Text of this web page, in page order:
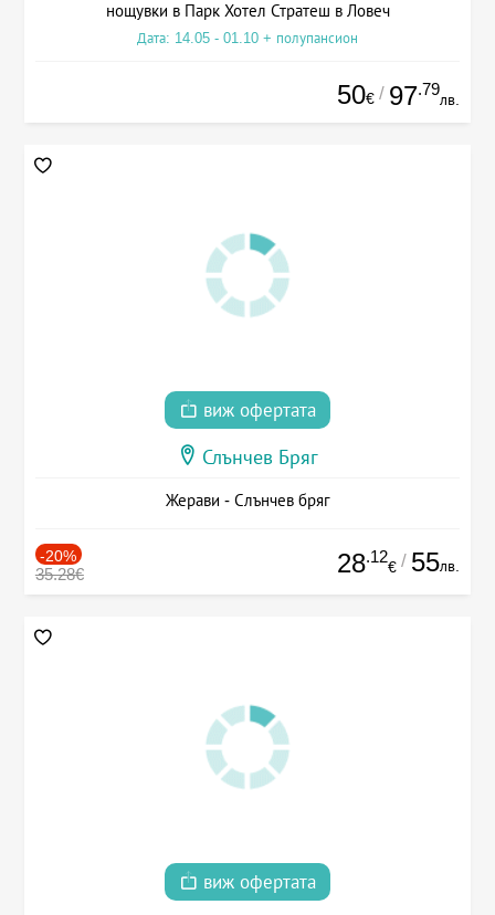
нощувки в Парк Хотел Стратеш в Ловеч
Дата: 14.05 - 01.10 + полупансион
50€ / 97.79
лв.
виж офертата
Слънчев Бряг
Жерави - Слънчев бряг
-20%
35.28€ 28.12
€ / 55лв.
виж офертата